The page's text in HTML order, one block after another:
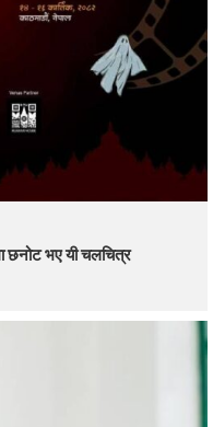
छनोट भए यी चलचित्र